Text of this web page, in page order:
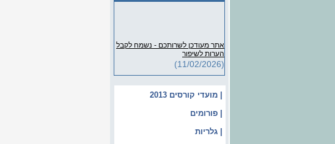
אתר מעודכן לשרותכם - נשמח לקבל
הערות לשיפור
(11/02/2026)
| מועדי קורסים 2013
| פורומים
| גלריות